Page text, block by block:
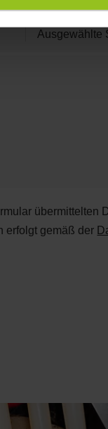
erfolgt gemäß der